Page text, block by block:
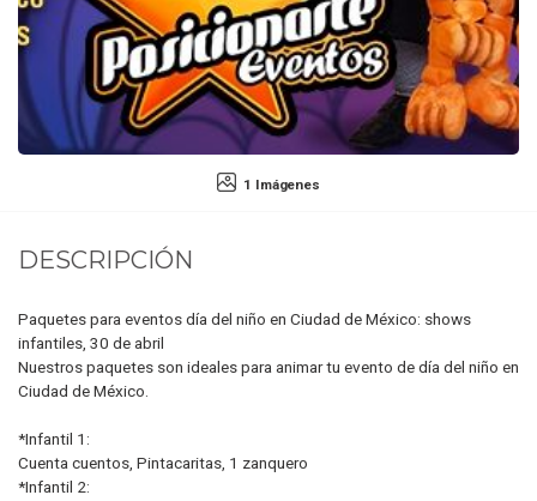
1 Imágenes
DESCRIPCIÓN
Paquetes para eventos día del niño en Ciudad de México: shows
infantiles, 30 de abril
Nuestros paquetes son ideales para animar tu evento de día del niño en
Ciudad de México.
*Infantil 1:
Cuenta cuentos, Pintacaritas, 1 zanquero
*Infantil 2: